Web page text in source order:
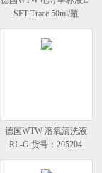
SET Trace 50ml/瓶
德国WTW 溶氧清洗液
RL-G 货号：205204